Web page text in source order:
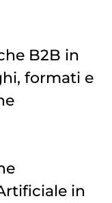
B2B in
formati e
in